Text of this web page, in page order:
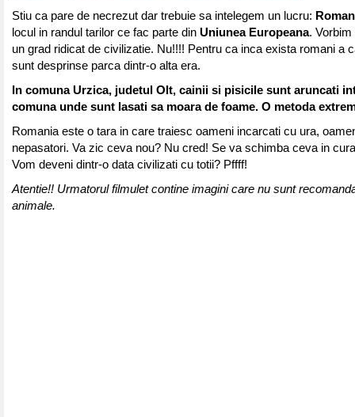
Stiu ca pare de necrezut dar trebuie sa intelegem un lucru:
locul in randul tarilor ce fac parte din Uniunea Europeana. Vorbim
un grad ridicat de civilizatie. Nu!!!! Pentru ca inca exista romani a
sunt desprinse parca dintr-o alta era.
In comuna Urzica, judetul Olt, cainii si pisicile sunt aruncati
comuna unde sunt lasati sa moara de foame. O metoda
Romania este o tara in care traiesc oameni incarcati cu ura,
nepasatori. Va zic ceva nou? Nu cred! Se va schimba ceva in
Vom deveni dintr-o data civilizati cu totii? Pffff!
Atentie!! Urmatorul filmulet contine imagini care nu sunt
animale.